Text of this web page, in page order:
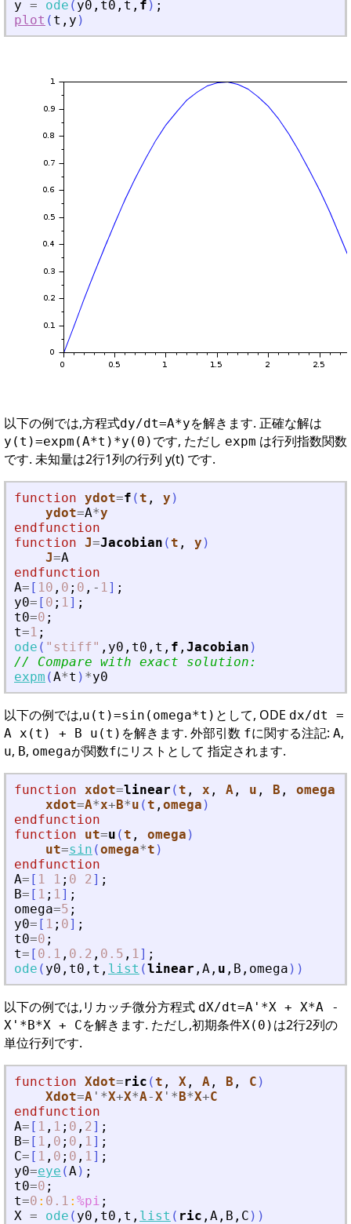
y = ode ( y0 , t0 , t , f ) ;
plot ( t , y )
以下の例では,方程式dy/dt=A*yを解きます. 正確な解は
y(t)=expm(A*t)*y(0) です, ただし expm は行列指数関数
です. 未知量は2行1列の行列 y(t) です.
function ydot=f (t , y )
ydot=A*y
endfunction
function J=Jacobian (t , y )
J=A
endfunction
A= [ 10 , 0 ; 0 , - 1] ;
y0= [ 0 ; 1] ;
t0=0 ;
t=1 ;
ode ( " stiff" , y0 , t0 , t , f , Jacobian )
// Compare with exact solution:
expm (A*t ) *y0
以下の例では,u(t)=sin(omega*t) として, ODE dx/dt =
A x(t) + B u(t) を解きます. 外部引数 fに関する注記: A,
u, B, omegaが関数fにリストとして 指定されます.
function xdot=linear (t , x , A , u , B , omega
xdot=A*x+B*u (t , omega )
endfunction
function
ut=u (t , omega )
ut=sin (omega*t )
endfunction
A= [ 1 1 ; 0 2] ;
B= [ 1 ; 1] ;
omega=5 ;
y0= [ 1 ; 0] ;
t0=0 ;
t= [ 0.1 , 0.2 , 0.5 , 1] ;
ode ( y0 , t0 , t , list (linear , A , u , B , omega ) )
以下の例では,リカッチ微分方程式 dX/dt=A'*X + X*A -
X'*B*X + Cを解きます. ただし,初期条件X(0) は2行2列の
単位行列です.
function Xdot=ric (t , X , A , B , C )
Xdot=A ' *X+X*A-X ' *B*X+C
endfunction
A= [ 1 , 1 ; 0 , 2] ;
B= [ 1 , 0 ; 0 , 1] ;
C= [ 1 , 0 ; 0 , 1] ;
y0=eye (A) ;
t0=0 ;
t=0 : 0.1 : %pi ;
X = ode ( y0 , t0 , t , list ( ric , A , B , C ) )